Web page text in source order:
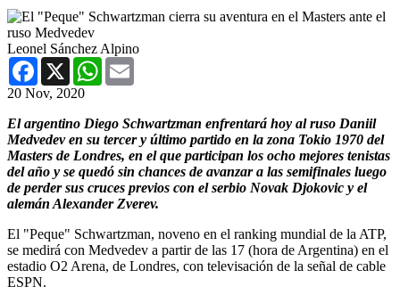
Leonel Sánchez Alpino
Facebook
X WhatsApp
20 Nov, 2020
El argentino Diego Schwartzman enfrentará hoy al ruso Daniil
Medvedev en su tercer y último partido en la zona Tokio 1970 del
Masters de Londres, en el que participan los ocho mejores tenistas
del año y se quedó sin chances de avanzar a las semifinales luego
de perder sus cruces previos con el serbio Novak Djokovic y el
alemán Alexander Zverev.
El "Peque" Schwartzman, noveno en el ranking mundial de la ATP,
se medirá con Medvedev a partir de las 17 (hora de Argentina) en el
estadio O2 Arena, de Londres, con televisación de la señal de cable
ESPN.